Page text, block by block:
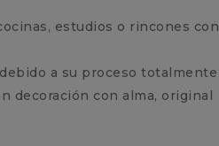
estudios o rincones con
a su proceso totalmente
decoración con alma, original